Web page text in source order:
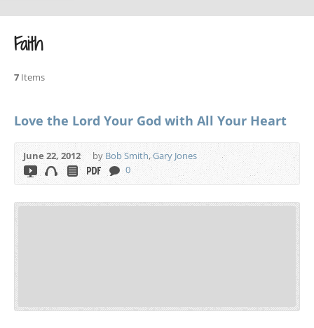
Faith
7 Items
Love the Lord Your God with All Your Heart
June 22, 2012 byBob Smith,Gary Jones
0